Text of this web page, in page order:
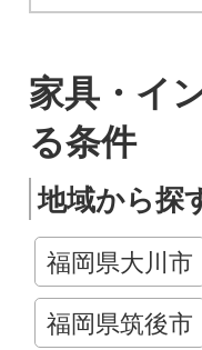
家具・イ
る条件
地域から探
福岡県大川市
福岡県筑後市